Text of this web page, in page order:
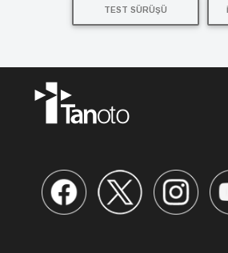
TEST SÜRÜŞÜ